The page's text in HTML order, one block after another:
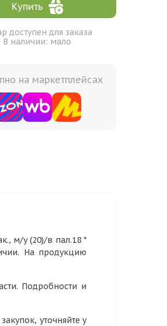
Купить
доступен для заказа
В наличии: мало
на маркетплейсах
м/у (20)/в пал.18 *
На продукцию
Подробности и
уточняйте у